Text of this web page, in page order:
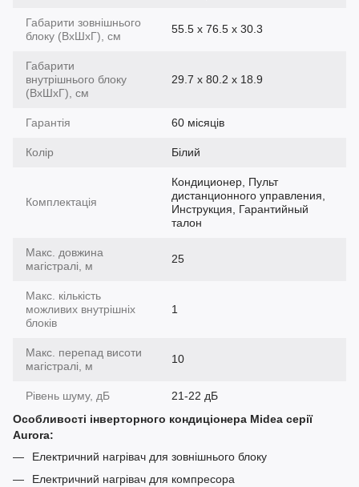
Габарити зовнішнього
блоку (ВхШхГ), см
55.5 x 76.5 x 30.3
Габарити
внутрішнього блоку
(ВхШхГ), см
29.7 x 80.2 x 18.9
Гарантія 60 місяців
Колір Білий
Комплектація
Кондиционер, Пульт
дистанционного управления,
Инструкция, Гарантийный
талон
Макс. довжина
магістралі, м
25
Макс. кількість
можливих внутрішніх
блоків
1
Макс. перепад висоти
магістралі, м
10
Рівень шуму, дБ
21-22 дБ
Особливості інверторного кондиціонера Midea серії
Aurora:
Електричний нагрівач для зовнішнього блоку
Електричний нагрівач для компресора